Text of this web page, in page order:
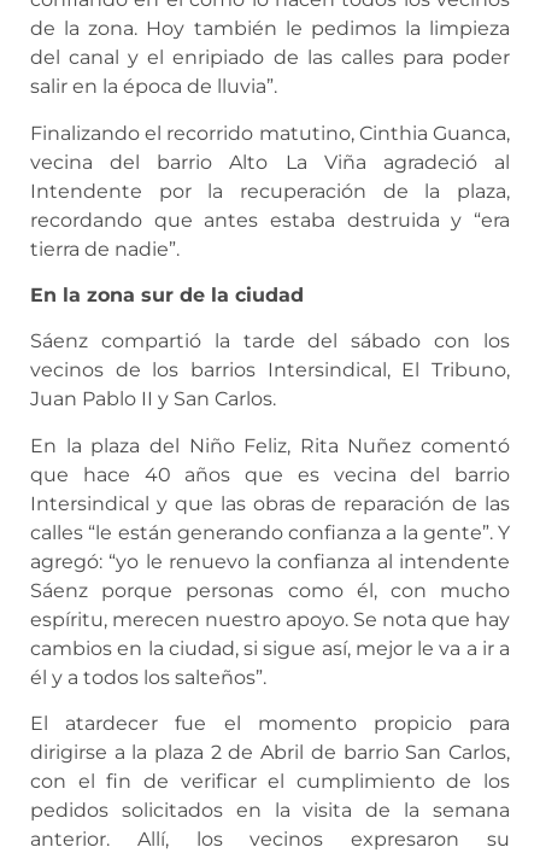
de la zona. Hoy también le pedimos la limpieza
del canal y el enripiado de las calles para poder
salir en la época de lluvia”.
Finalizando el recorrido matutino, Cinthia Guanca,
vecina del barrio Alto La Viña agradeció al
Intendente por la recuperación de la plaza,
recordando que antes estaba destruida y “era
tierra de nadie”.
En la zona sur de la ciudad
Sáenz compartió la tarde del sábado con los
vecinos de los barrios Intersindical, El Tribuno,
Juan Pablo II y San Carlos.
En la plaza del Niño Feliz, Rita Nuñez comentó
que hace 40 años que es vecina del barrio
Intersindical y que las obras de reparación de las
calles “le están generando confianza a la gente”. Y
agregó: “yo le renuevo la confianza al intendente
Sáenz porque personas como él, con mucho
espíritu, merecen nuestro apoyo. Se nota que hay
cambios en la ciudad, si sigue así, mejor le va a ir a
él y a todos los salteños”.
El atardecer fue el momento propicio para
dirigirse a la plaza 2 de Abril de barrio San Carlos,
con el fin de verificar el cumplimiento de los
pedidos solicitados en la visita de la semana
anterior. Allí, los vecinos expresaron su